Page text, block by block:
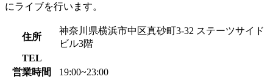
にライブを行います。
住所
神奈川県横浜市中区真砂町3-32 ステーツサイド
ビル3階
TEL
営業時間
19:00~23:00